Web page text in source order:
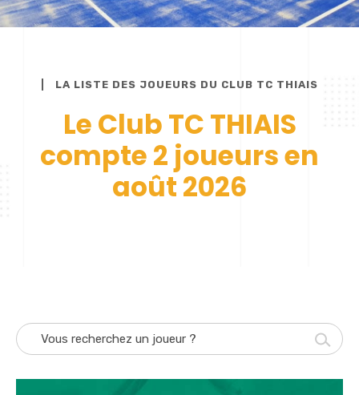
LA LISTE DES JOUEURS DU CLUB TC THIAIS
Le Club TC THIAIS
compte 2 joueurs en
août 2026